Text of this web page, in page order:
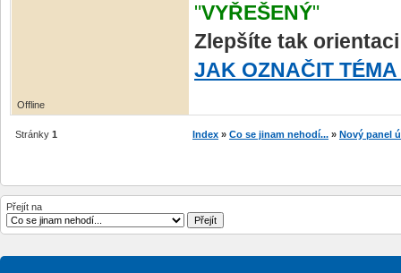
"VYŘEŠENÝ"
Zlepšíte tak
JAK OZNAČIT TÉMA
Offline
Stránky 1 Index » Co se jinam nehodí... » Nový panel
Přejít na